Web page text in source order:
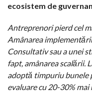
ecosistem de
Antreprenori pierd cel
Amânarea
Consultativ sau a unei
fapt, amânarea scalării.
adoptă timpuriu bunele
evaluare cu 20-30%